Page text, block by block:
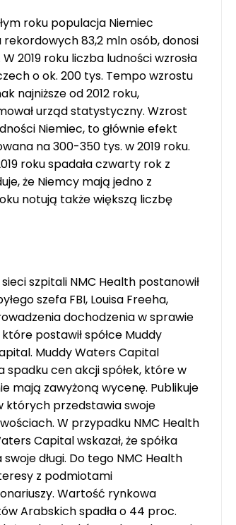
roku populacja Niemiec
rekordowych 83,2 mln osób, donosi
W 2019 roku liczba ludności wzrosła
o ok. 200 tys. Tempo wzrostu
najniższe od 2012 roku,
urząd statystyczny. Wzrost
Niemiec, to głównie efekt
na 300-350 tys. w 2019 roku.
roku spadała czwarty rok z
że Niemcy mają jedno z
notują także większą liczbę
szpitali NMC Health postanowił
szefa FBI, Louisa Freeha,
dochodzenia w sprawie
postawił spółce Muddy
Muddy Waters Capital
spadku cen akcji spółek, które w
mają zawyżoną wycenę. Publikuje
których przedstawia swoje
W przypadku NMC Health
Capital wskazał, że spółka
swoje długi. Do tego NMC Health
z podmiotami
Wartość rynkowa
Arabskich spadła o 44 proc.